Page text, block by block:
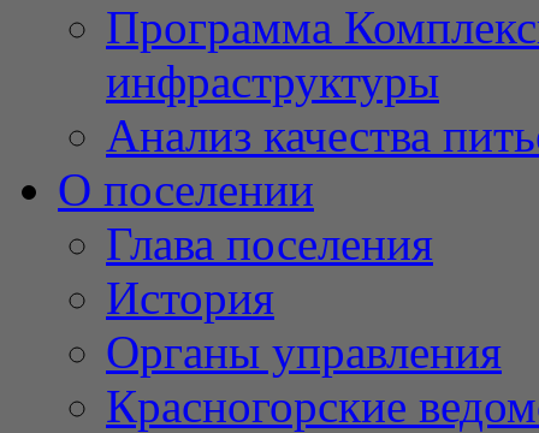
Программа
инфраструктуры
Анализ качества
О поселении
Глава поселения
История
Органы управления
Красногорские